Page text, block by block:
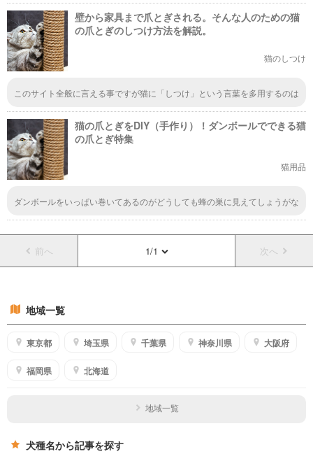
ｗ
壁から家具まで爪とぎされる。そんな人のための猫
の爪とぎのしつけ方法を解説。
猫のしつけ
このサイト全般に言える事ですが猫に「しつけ」という言葉を多用するのは
猫の爪とぎをDIY（手作り）！ダンボールでできる猫
の爪とぎ特集
猫用品
ダンボールをいっぱい巻いてあるのがどうしても蜂の巣に見えてしょうがな
ってくれるなら、その姿を見て頑張った甲斐があったなと感じれる瞬間にな
るんだろうな、きっと。
前へ 1/1 次へ
地域一覧
東京都 埼玉県 千葉県 神奈川県 大阪府
福岡県 北海道
地域一覧
犬種名から記事を探す